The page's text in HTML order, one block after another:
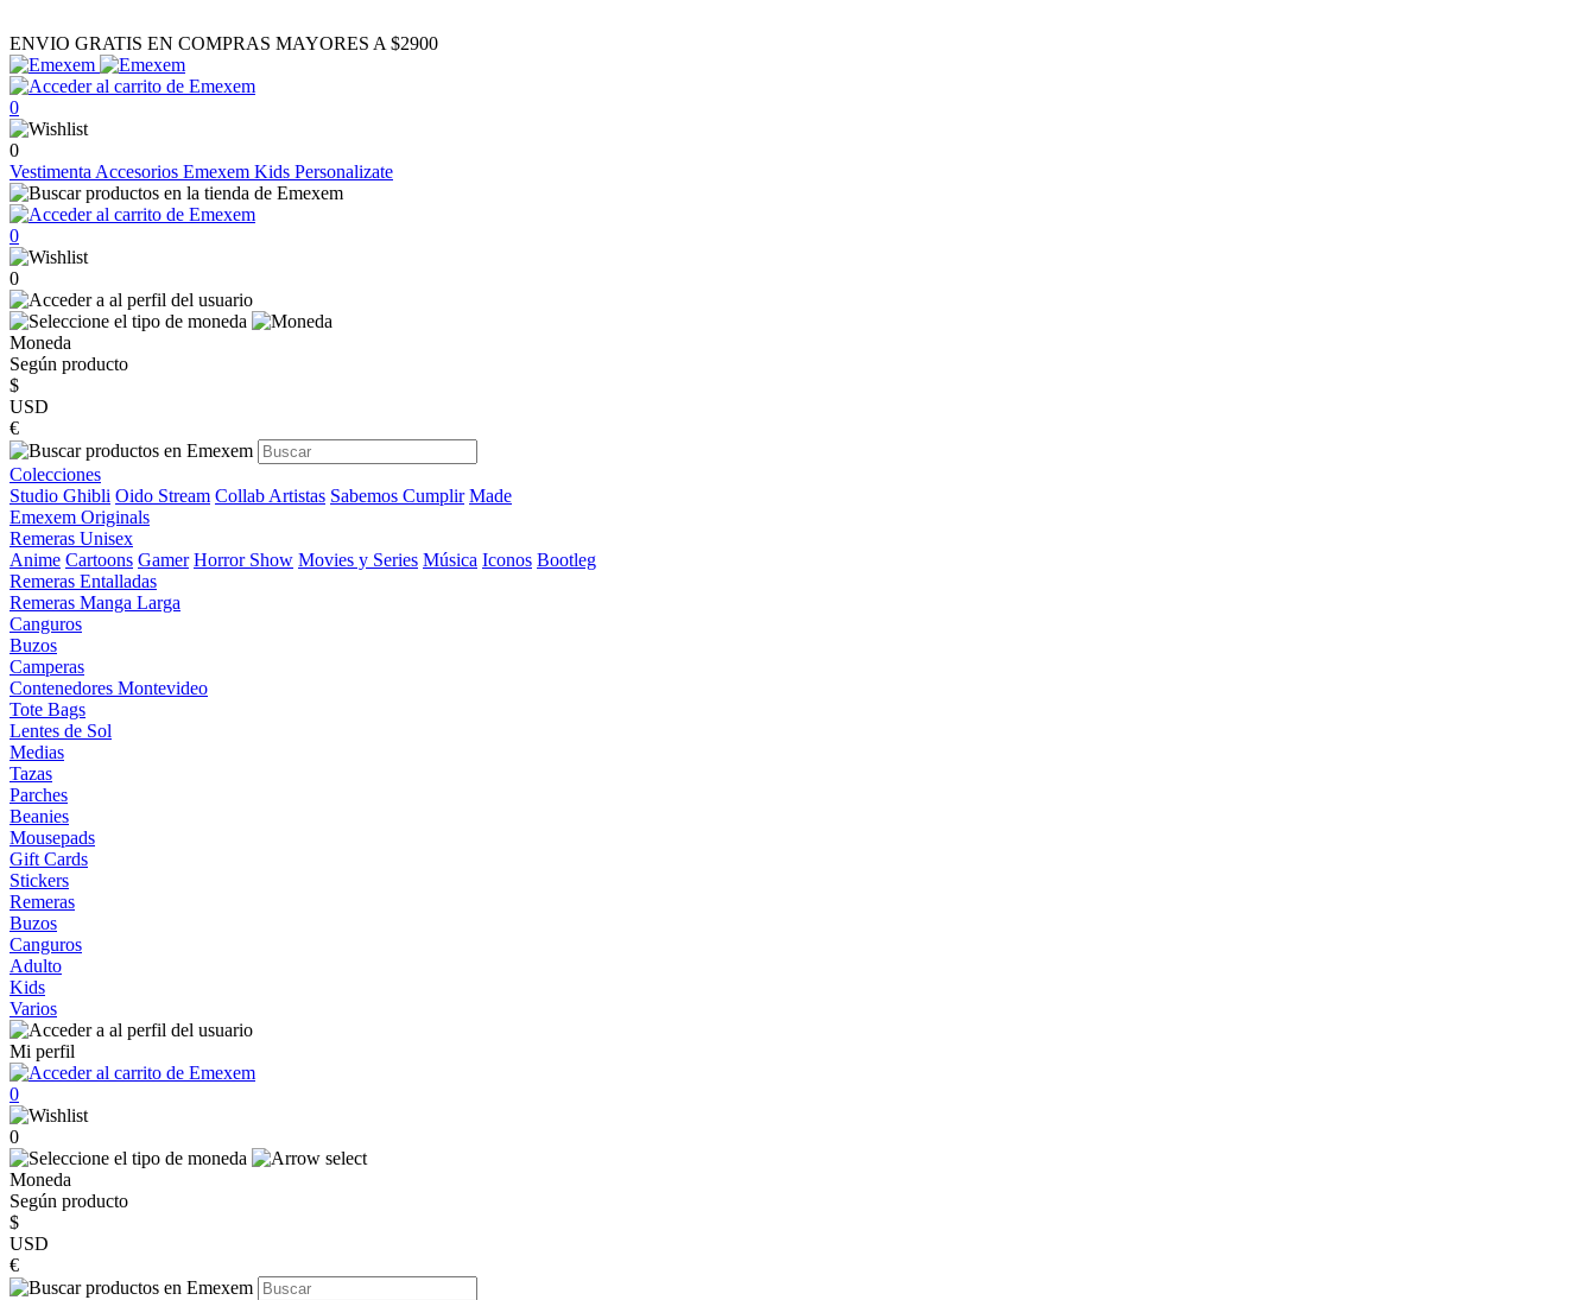
ENVIO GRATIS EN COMPRAS MAYORES A $2900
0
0
Vestimenta Accesorios Emexem Kids Personalizate
0
0
Moneda
Según producto
$
USD
€
Colecciones
Studio Ghibli Oido Stream Collab Artistas Sabemos Cumplir Made
Emexem Originals
Remeras Unisex
Anime Cartoons Gamer Horror Show Movies y Series Música Iconos Bootleg
Remeras Entalladas
Remeras Manga Larga
Canguros
Buzos
Camperas
Contenedores Montevideo
Tote Bags
Lentes de Sol
Medias
Tazas
Parches
Beanies
Mousepads
Gift Cards
Stickers
Remeras
Buzos
Canguros
Adulto
Kids
Varios
Mi perfil
0
0
Moneda
Según producto
$
USD
€